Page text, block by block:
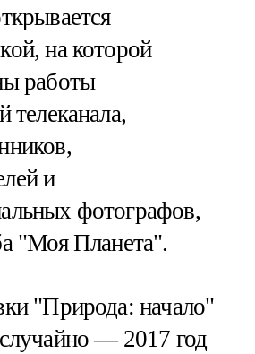
на которой
работы
телеканала,
и
фотографов,
"Моя Планета".
"Природа: начало"
— 2017 год